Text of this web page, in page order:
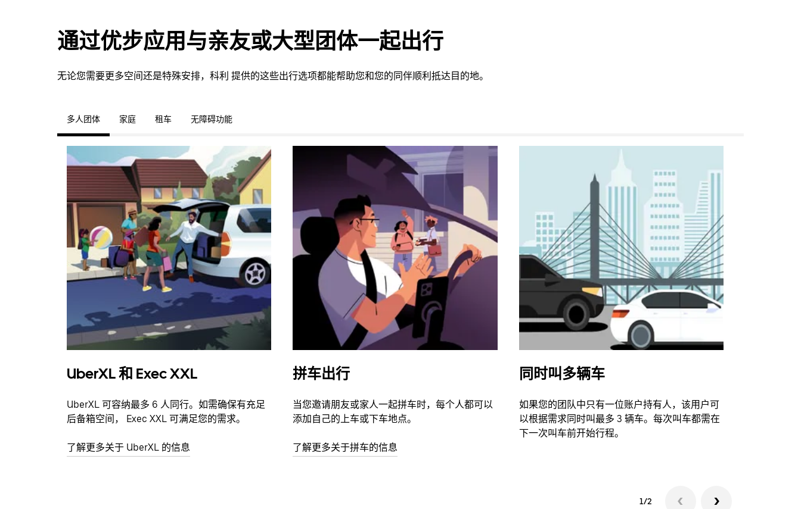
通过优步应用与亲友或大型团体一起出行
无论您需要更多空间还是特殊安排，科利 提供的这些出行选项都能帮助您和您的同伴顺利抵达目的地。
多人团体 家庭 租车 无障碍功能
UberXL 和 Exec XXL
UberXL 可容纳最多 6 人同行。如需确保有充足
后备箱空间， Exec XXL 可满足您的需求。
了解更多关于 UberXL 的信息
拼车出行
当您邀请朋友或家人一起拼车时，每个人都可以
添加自己的上车或下车地点。
了解更多关于拼车的信息
同时叫多辆车
如果您的团队中只有一位账户持有人，该用户可
以根据需求同时叫最多 3 辆车。每次叫车都需在
下一次叫车前开始行程。
1/2